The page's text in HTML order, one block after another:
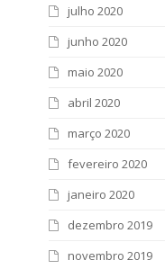
julho 2020
junho 2020
maio 2020
abril 2020
março 2020
fevereiro 2020
janeiro 2020
dezembro 2019
novembro 2019